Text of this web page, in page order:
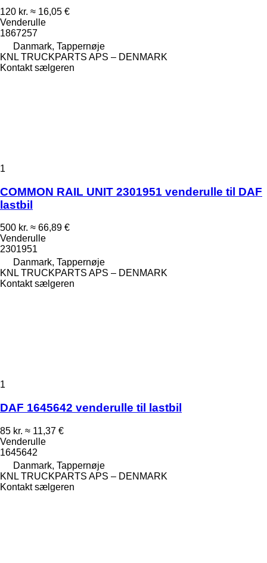
120 kr. ≈ 16,05 €
Venderulle
1867257
Danmark, Tappernøje
KNL TRUCKPARTS APS – DENMARK
Kontakt sælgeren
1
COMMON RAIL UNIT 2301951 venderulle til DAF
lastbil
500 kr. ≈ 66,89 €
Venderulle
2301951
Danmark, Tappernøje
KNL TRUCKPARTS APS – DENMARK
Kontakt sælgeren
1
DAF 1645642 venderulle til lastbil
85 kr. ≈ 11,37 €
Venderulle
1645642
Danmark, Tappernøje
KNL TRUCKPARTS APS – DENMARK
Kontakt sælgeren